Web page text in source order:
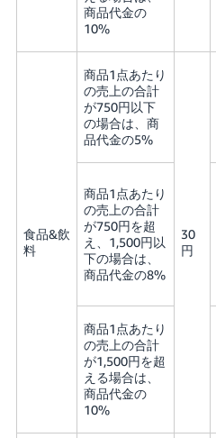
商品代金の
10%
食品&飲
料
商品1点あたり
の売上の合計
が750円以下
の場合は、商
品代金の5%
30
円
商品1点あたり
の売上の合計
が750円を超
え、1,500円以
下の場合は、
商品代金の8%
商品1点あたり
の売上の合計
が1,500円を超
える場合は、
商品代金の
10%